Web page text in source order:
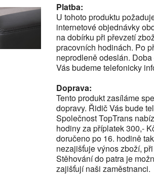
Platba:
U tohoto produktu
internetové objednávky
na dobírku při převzetí
pracovních hodinách. Po
neprodleně odeslán.
Vás budeme telefonicky
Doprava:
Tento produkt zasíláme
dopravy. Řidič Vás bude
Společnost TopTrans
hodiny za příplatek 300,-
doručeno po 16. hodině
nezajišťuje výnos zboží,
Stěhování do patra je
zajišťují naši zaměstnanci.